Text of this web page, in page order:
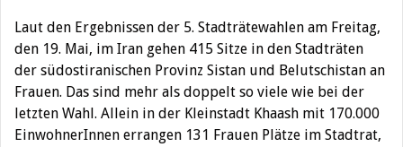
Laut den Ergebnissen der 5. Stadträtewahlen am Freitag,
den 19. Mai, im Iran gehen 415 Sitze in den Stadträten
der südostiranischen Provinz Sistan und Belutschistan an
Frauen. Das sind mehr als doppelt so viele wie bei der
letzten Wahl. Allein in der Kleinstadt Khaash mit 170.000
EinwohnerInnen errangen 131 Frauen Plätze im Stadtrat,